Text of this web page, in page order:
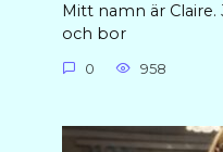
Mitt namn är
och bor
0 958